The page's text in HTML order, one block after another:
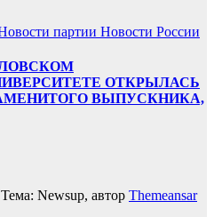
партии Новости России
ОТКРЫЛАСЬ
ВЫПУСКНИКА,
Тема: Newsup, автор Themeansar